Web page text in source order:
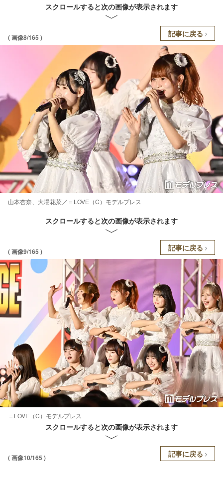
スクロールすると次の画像が表示されます
( 画像8/165 ) 記事に戻る
山本杏奈、大場花菜／＝LOVE（C）モデルプレス
スクロールすると次の画像が表示されます
( 画像9/165 ) 記事に戻る
＝LOVE（C）モデルプレス
スクロールすると次の画像が表示されます
( 画像10/165 ) 記事に戻る